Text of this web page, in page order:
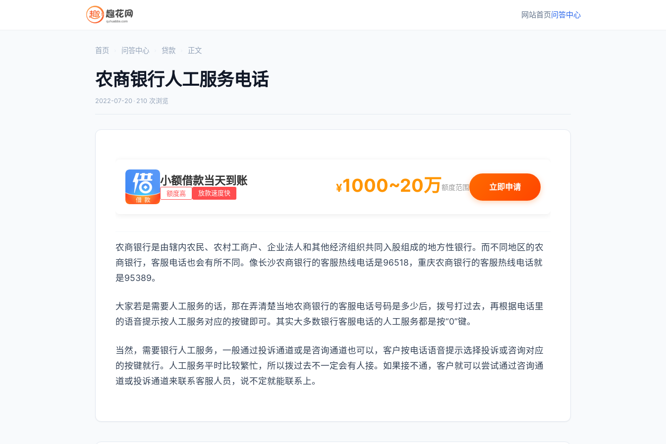
网站首页问答中心
首页 问答中心 贷款 正文
农商银行人工服务电话
2022-07-20 · 210 次浏览
小额借款当天到账
额度高 放款速度快 ¥1000~20万额度范围 立即申请
农商银行是由辖内农民、农村工商户、企业法人和其他经济组织共同入股组成的地方性银行。而不同地区的农
商银行，客服电话也会有所不同。像长沙农商银行的客服热线电话是96518，重庆农商银行的客服热线电话就
是95389。
大家若是需要人工服务的话，那在弄清楚当地农商银行的客服电话号码是多少后，拨号打过去，再根据电话里
的语音提示按人工服务对应的按键即可。其实大多数银行客服电话的人工服务都是按“0”键。
当然，需要银行人工服务，一般通过投诉通道或是咨询通道也可以，客户按电话语音提示选择投诉或咨询对应
的按键就行。人工服务平时比较繁忙，所以拨过去不一定会有人接。如果接不通，客户就可以尝试通过咨询通
道或投诉通道来联系客服人员，说不定就能联系上。